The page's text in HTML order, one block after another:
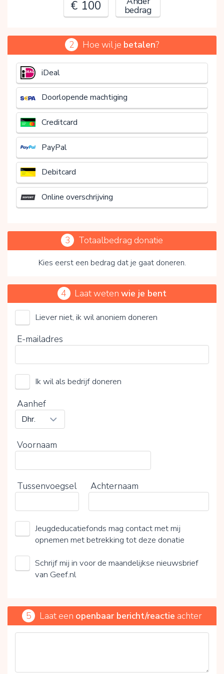
€ 100
bedrag
€
2 Hoe wil je betalen?
iDeal
Doorlopende machtiging
Creditcard
PayPal
Debitcard
Online overschrijving
3 Totaalbedrag donatie
Kies eerst een bedrag dat je gaat doneren.
Jeugdeducatiefonds
Kies je vrijwillige bijdrage
0%
4 Laat wetenwie je bent
Liever niet, ik wil anoniem doneren
E-mailadres
Ik wil als bedrijf doneren
Aanhef
Voornaam
Tussenvoegsel Achternaam
Jeugdeducatiefonds mag contact met mij
opnemen met betrekking tot deze donatie
Schrijf mij in voor de maandelijkse nieuwsbrief
van Geef.nl
5 Laat een openbaar bericht/reactie achter